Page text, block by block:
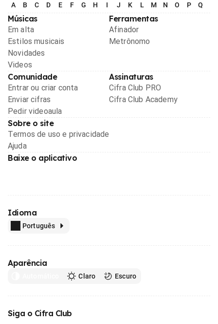
A B C D E F G H I J K L M N O P Q
Músicas
Em alta
Estilos musicais
Novidades
Videos
Ferramentas
Afinador
Metrônomo
Comunidade
Entrar ou criar conta
Enviar cifras
Pedir videoaula
Assinaturas
Cifra Club PRO
Cifra Club Academy
Sobre o site
Termos de uso e privacidade
Ajuda
Baixe o aplicativo
Idioma
Português
Aparência
Claro Escuro
Siga o Cifra Club